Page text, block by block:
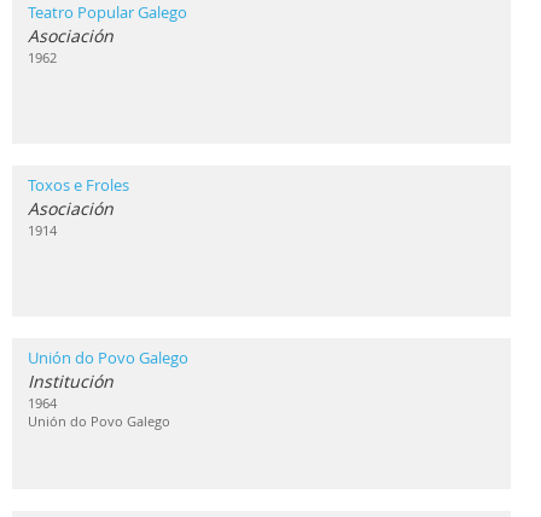
Teatro Popular Galego
Asociación
1962
Toxos e Froles
Asociación
1914
Unión do Povo Galego
Institución
1964
Unión do Povo Galego